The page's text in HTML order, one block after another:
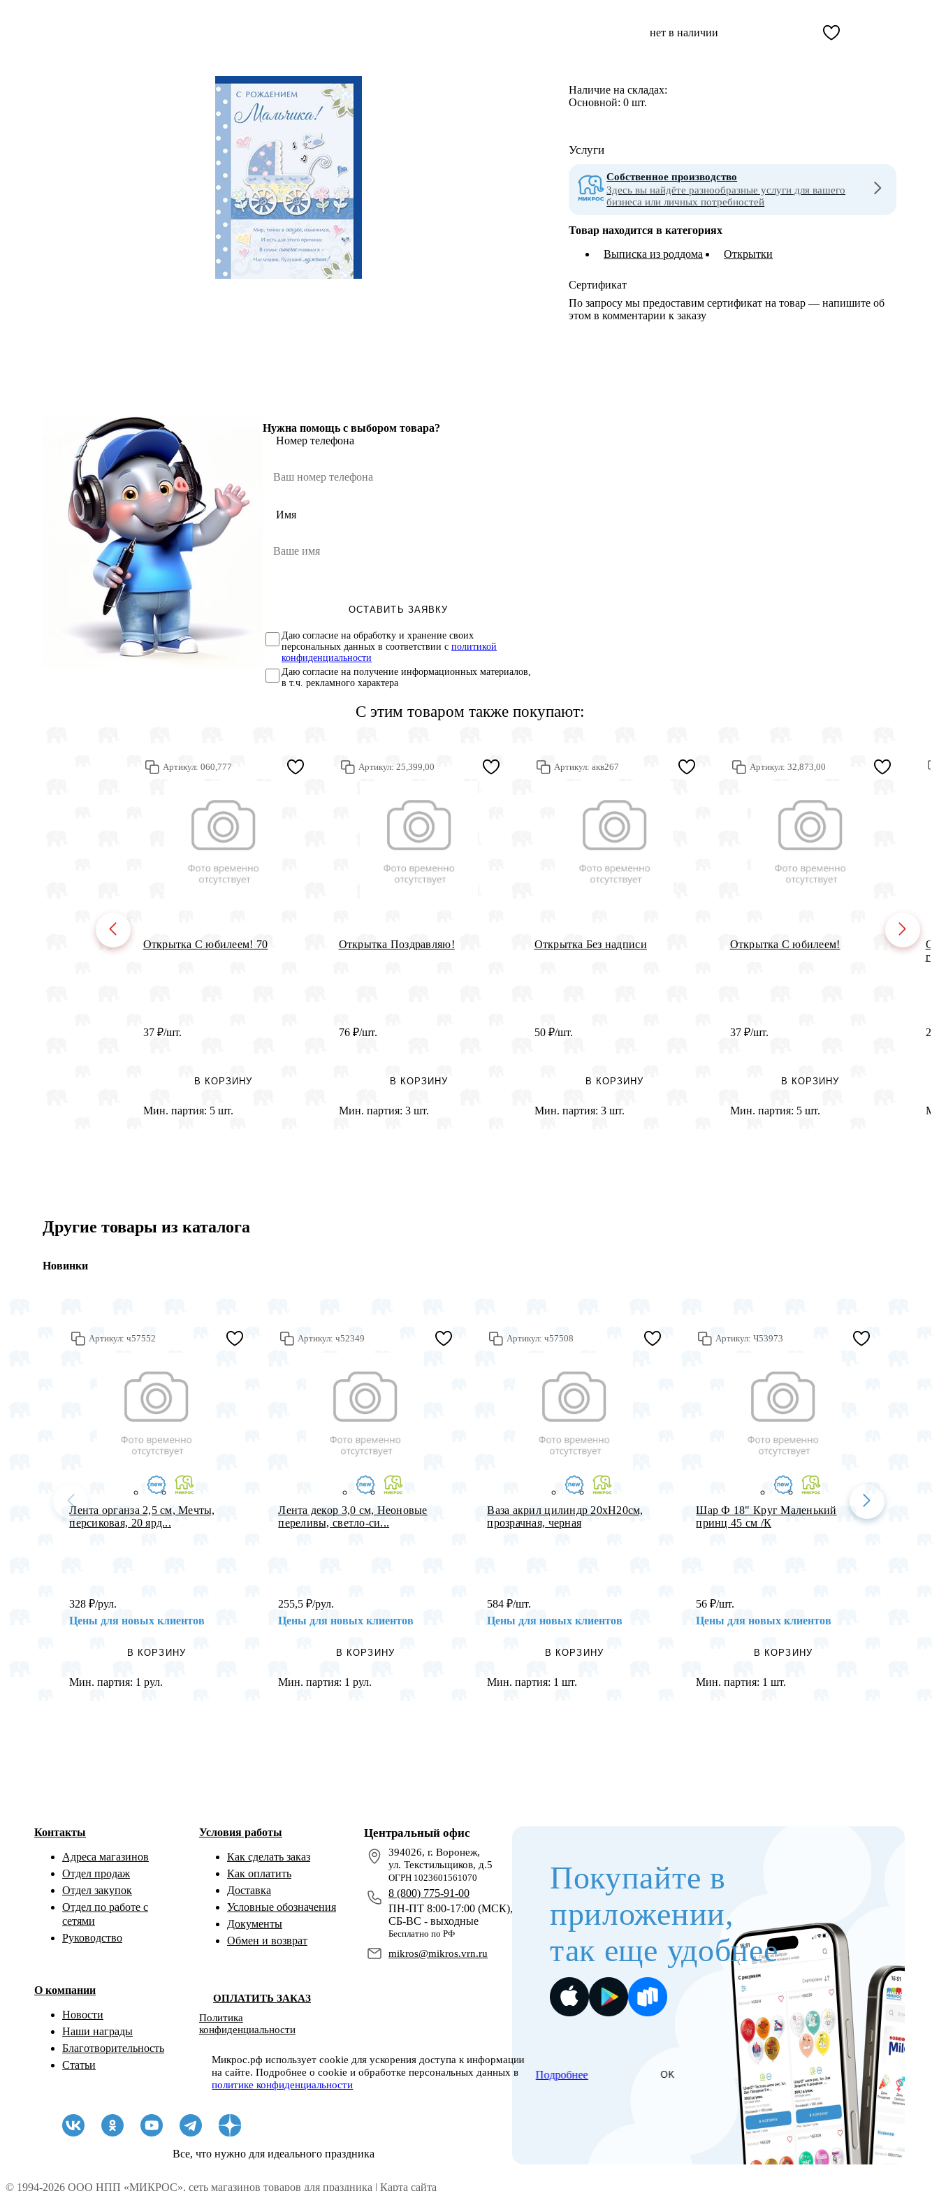
Нужна помощь с выбором товара?
Номер телефона
Имя
ОСТАВИТЬ ЗАЯВКУ
Даю согласие на обработку и хранение своих
персональных данных в соответствии с политикой
конфиденциальности
Даю согласие на получение информационных материалов,
в т.ч. рекламного характера
нет в наличии
Наличие на складах:
Основной:0 шт.
Услуги
Собственное производство
Здесь вы найдёте разнообразные услуги для вашего
бизнеса или личных потребностей
Товар находится в категориях
Выписка из роддома
Открытки
Сертификат
По запросу мы предоставим сертификат на товар — напишите об
этом в комментарии к заказу
С этим товаром также покупают:
Артикул: 060,777
Открытка С юбилеем! 70
37 ₽/шт.
В КОРЗИНУ
Мин. партия: 5 шт.
Артикул: 25,399,00
Открытка Поздравляю!
76 ₽/шт.
В КОРЗИНУ
Мин. партия: 3 шт.
Артикул: акв267
Открытка Без надписи
50 ₽/шт.
В КОРЗИНУ
Мин. партия: 3 шт.
Артикул: 32,873,00
Открытка С юбилеем!
37 ₽/шт.
В КОРЗИНУ
Мин. партия: 5 шт.
Другие товары из каталога
Новинки
Артикул: ч57552
Лента органза 2,5 см, Мечты,
персиковая, 20 ярд...
328₽/рул.
Цены для новых клиентов
В КОРЗИНУ
Мин. партия: 1 рул.
Артикул: ч52349
Лента декор 3,0 см, Неоновые
переливы, светло-си...
255,5₽/рул.
Цены для новых клиентов
В КОРЗИНУ
Мин. партия: 1 рул.
Артикул: ч57508
Ваза акрил цилиндр 20хH20см,
прозрачная, черная
584₽/шт.
Цены для новых клиентов
В КОРЗИНУ
Мин. партия: 1 шт.
Артикул: Ч53973
Шар Ф 18" Круг Маленький
принц 45 см /К
56₽/шт.
Цены для новых клиентов
В КОРЗИНУ
Мин. партия: 1 шт.
Микрос.рф использует cookie для ускорения доступа к информации
на сайте. Подробнее о cookie и обработке персональных данных в
политике конфиденциальности
Подробнее OK
Центральный офис
394026, г. Воронеж,
ул. Текстильщиков, д.5
ОГРН 1023601561070
8 (800) 775-91-00
ПН-ПТ 8:00-17:00 (МСК),
СБ-ВС - выходные
Бесплатно по РФ
mikros@mikros.vrn.ru
Контакты
Адреса магазинов
Отдел продаж
Отдел закупок
Отдел по работе с
сетями
Руководство
О компании
Новости
Наши награды
Благотворительность
Статьи
Условия работы
Как сделать заказ
Как оплатить
Доставка
Условные обозначения
Документы
Обмен и возврат
ОПЛАТИТЬ ЗАКАЗ
Политика
конфиденциальности
Все, что нужно для идеального праздника
Покупайте в
приложении,
так еще удобнее
© 1994-2026 ООО НПП «МИКРОС», сеть магазинов товаров для праздника | Карта сайта